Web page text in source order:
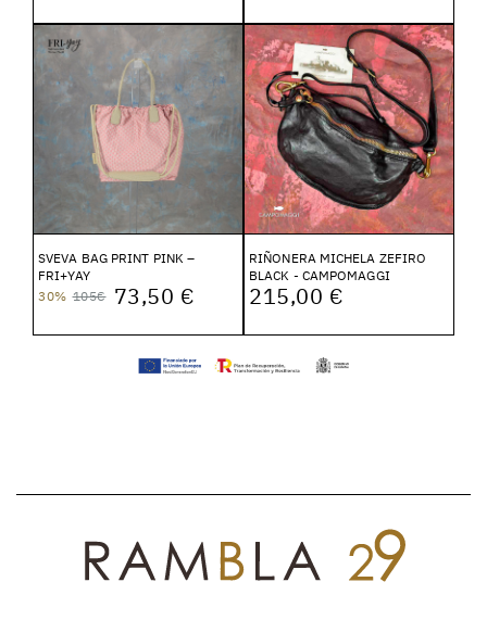
SVEVA BAG PRINT PINK –
FRI+YAY
30% 105€ 73,50 €
RIÑONERA MICHELA ZEFIRO
BLACK - CAMPOMAGGI
215,00 €